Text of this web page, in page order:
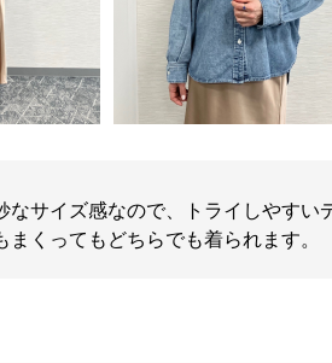
なサイズ感なので、トライしやすい
まくってもどちらでも着られます。